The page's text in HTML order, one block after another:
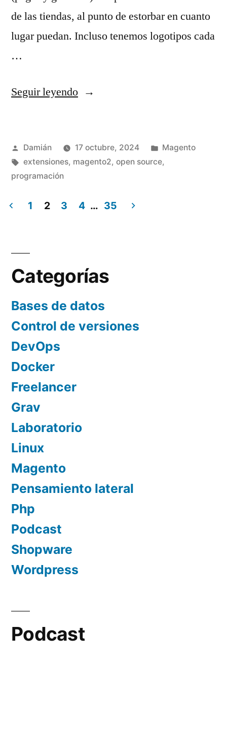
de las tiendas, al punto de estorbar en cuanto
lugar puedan. Incluso tenemos logotipos cada
…
Seguir leyendo«La
de
pensarse
importante
Merchant»
Publicado
por
Damián 17 octubre, 2024
Publicado
en
Magento
Etiquetas:
extensiones, magento2, open source,
programación
de
entradas
1 2 3 4 … 35
Categorías
Bases de datos
Control de versiones
DevOps
Docker
Freelancer
Grav
Laboratorio
Linux
Magento
Pensamiento lateral
Php
Podcast
Shopware
Wordpress
Podcast